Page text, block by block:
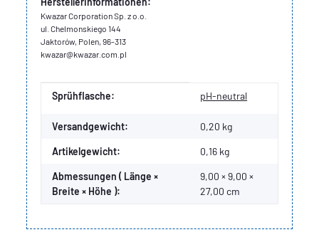
Kwazar Corporation Sp. z o.o.
ul. Chelmonskiego 144
Jaktorów, Polen, 96-313
kwazar@kwazar.com.pl
Produkteigenschaft
Wert
Sprühflasche: pH-neutral
Versandgewicht: 0,20 kg
Artikelgewicht: 0,16 kg
Abmessungen ( Länge ×
Breite × Höhe ):
9,00 × 9,00 ×
27,00 cm